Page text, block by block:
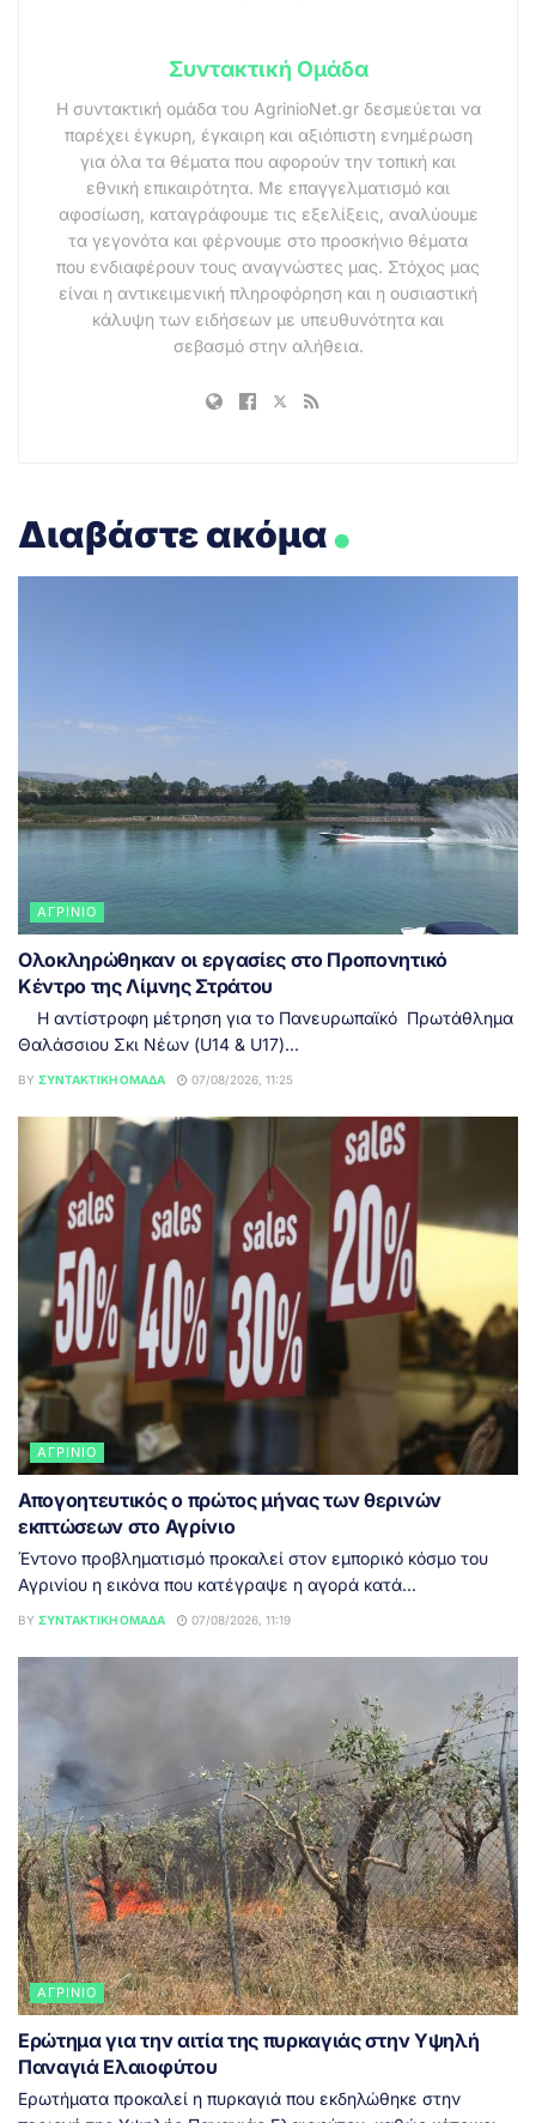
Συντακτική Ομάδα
Η συντακτική ομάδα του AgrinioNet.gr δεσμεύεται να
παρέχει έγκυρη, έγκαιρη και αξιόπιστη ενημέρωση
για όλα τα θέματα που αφορούν την τοπική και
εθνική επικαιρότητα. Με επαγγελματισμό και
αφοσίωση, καταγράφουμε τις εξελίξεις, αναλύουμε
τα γεγονότα και φέρνουμε στο προσκήνιο θέματα
που ενδιαφέρουν τους αναγνώστες μας. Στόχος μας
είναι η αντικειμενική πληροφόρηση και η ουσιαστική
κάλυψη των ειδήσεων με υπευθυνότητα και
σεβασμό στην αλήθεια.
Διαβάστε ακόμα.
ΑΓΡΊΝΙΟ
Ολοκληρώθηκαν οι εργασίες στο Προπονητικό
Κέντρο της Λίμνης Στράτου
Η αντίστροφη μέτρηση για το Πανευρωπαϊκό Πρωτάθλημα
Θαλάσσιου Σκι Νέων (U14 & U17)...
BY ΣΥΝΤΑΚΤΙΚΉ ΟΜΆΔΑ 07/08/2026, 11:25
ΑΓΡΊΝΙΟ
Απογοητευτικός ο πρώτος μήνας των θερινών
εκπτώσεων στο Αγρίνιο
Έντονο προβληματισμό προκαλεί στον εμπορικό κόσμο του
Αγρινίου η εικόνα που κατέγραψε η αγορά κατά...
BY ΣΥΝΤΑΚΤΙΚΉ ΟΜΆΔΑ 07/08/2026, 11:19
ΑΓΡΊΝΙΟ
Ερώτημα για την αιτία της πυρκαγιάς στην Υψηλή
Παναγιά Ελαιοφύτου
Ερωτήματα προκαλεί η πυρκαγιά που εκδηλώθηκε στην